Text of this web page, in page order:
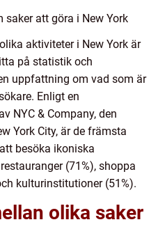
att göra i New York
aktiviteter i New York är
på statistik och
uppfattning om vad som är
Enligt en
NYC & Company, den
York City, är de främsta
besöka ikoniska
(71%), shoppa
kulturinstitutioner (51%).
olika saker